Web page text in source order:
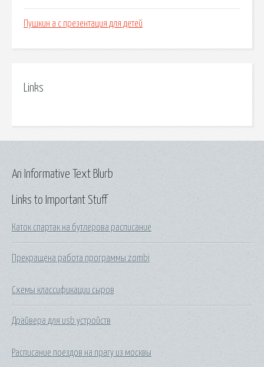
Пушкин а с презентация для детей
Links
Links to Important Stuff
Каток спартак на бутлерова расписание
Прекращена работа программы zombi
Схемы классификации сыров
Драйвера для usb устройств
Расписание поездов на прагу из москвы
An Informative Text Blurb